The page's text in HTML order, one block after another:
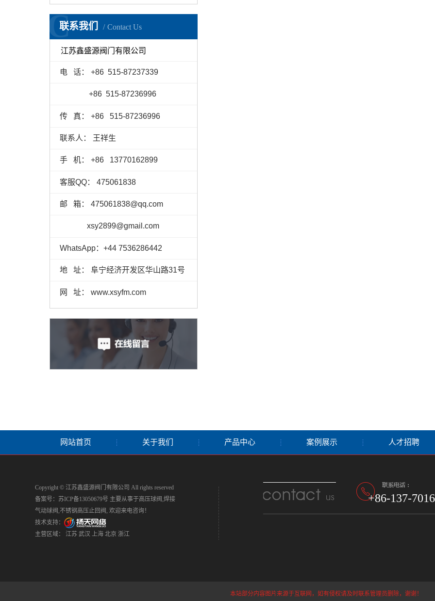
联系我们 Contact Us
C
江苏鑫盛源阀门有限公司
电 话： +86 515-87237339
+86 515-87236996
传 真： +86 515-87236996
联系人： 王祥生
手 机： +86 13770162899
客服QQ： 475061838
邮 箱： 475061838@qq.com
xsy2899@gmail.com
WhatsApp：+44 7536286442
地 址： 阜宁经济开发区华山路31号
网 址： www.xsyfm.com
网站首页 关于我们 产品中心 案例展示 人才招聘
Copyright © 江苏鑫盛源阀门有限公司 All rights reserved
备案号： 苏ICP备13050679号 主要从事于高压球阀 焊接
气动球阀 不锈钢高压止回阀 , 欢迎来电咨询！
技术支持：
主营区域： 江苏 武汉 上海 北京 浙江
+86-137-
本站部分内容图片来源于互联网，如有侵权请及时联系管理员删除，谢谢！